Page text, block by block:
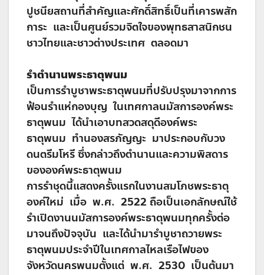
ปูชนียสถานที่สำคัญและศักดิ์สิทธิ์เป็นที่เคารพสัก
การะ และเป็นศูนย์รวมจิตใจของพุทธสาสนิกชน
ชาวไทยและชาวต่างประเทศ ตลอดมา
รำตำนานพระธาตุพนม
เป็นการรำบูชาพระธาตุพนมที่ปรับปรุงมาจากการ
ฟ้อนรำแห่กองบุญ ในเทศกาลนมัสการองค์พระ
ธาตุพนม ได้นำเอาบทสวดสดุดีองค์พระ
ธาตุพนม ทำนองสรภัญญะ มาประกอบกับวง
ดนตรีมโหรี ซึ่งกล่าวถึงตำนานและความพิสดาร
ขององค์พระธาตุพนม
การรำชุดนี้แสดงครั้งแรกในงานสมโภชพระธาตุ
องค์ใหม่ เมื่อ พ.ศ. 2522 ถือเป็นเอกลักษณ์ใช้
รำเปิดงานนมัสการองค์พระธาตุพนมทุกครั้งต่อ
มาจนถึงปัจจุบัน และได้นำมารำบูชาถวายพระ
ธาตุพนมประจำปีในเทศกาลไหลเรือไฟของ
จังหวัดนครพนมตั้งแต่ พ.ศ. 2530 เป็นต้นมา